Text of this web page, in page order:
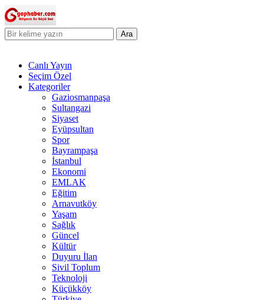
Ara
Canlı Yayın
Seçim Özel
Kategoriler
Gaziosmanpaşa
Sultangazi
Siyaset
Eyüpsultan
Spor
Bayrampaşa
İstanbul
Ekonomi
EMLAK
Eğitim
Arnavutköy
Yaşam
Sağlık
Güncel
Kültür
Duyuru İlan
Sivil Toplum
Teknoloji
Küçükköy